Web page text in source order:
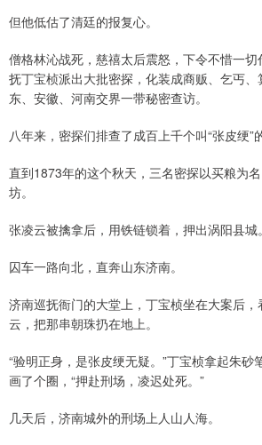
但他低估了清廷的报复心。
僧格林沁战死，慈禧太后震怒，下令不惜一
抚丁宝桢派出大批密探，化装成商贩、乞丐
东、安徽、河南交界一带秘密查访。
八年来，密探们排查了成百上千个叫“张皮绠”
直到1873年的这个秋天，三名密探以买粮为
坊。
张凌云被擒拿后，用铁链锁着，押出涡阳县城。
囚车一路向北，直奔山东济南。
济南巡抚衙门的大堂上，丁宝桢坐在大案后
云，把那串朝珠扔在地上。
“验明正身，是张皮绠无疑。”丁宝桢拿起朱砂
画了个圈，“押赴刑场，凌迟处死。”
几天后，济南城外的刑场上人山人海。